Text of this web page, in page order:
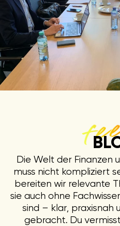
Die Welt der Finanzen
muss nicht kompliziert
bereiten wir relevante
sie auch ohne
sind – klar, praxisnah
gebracht. Du